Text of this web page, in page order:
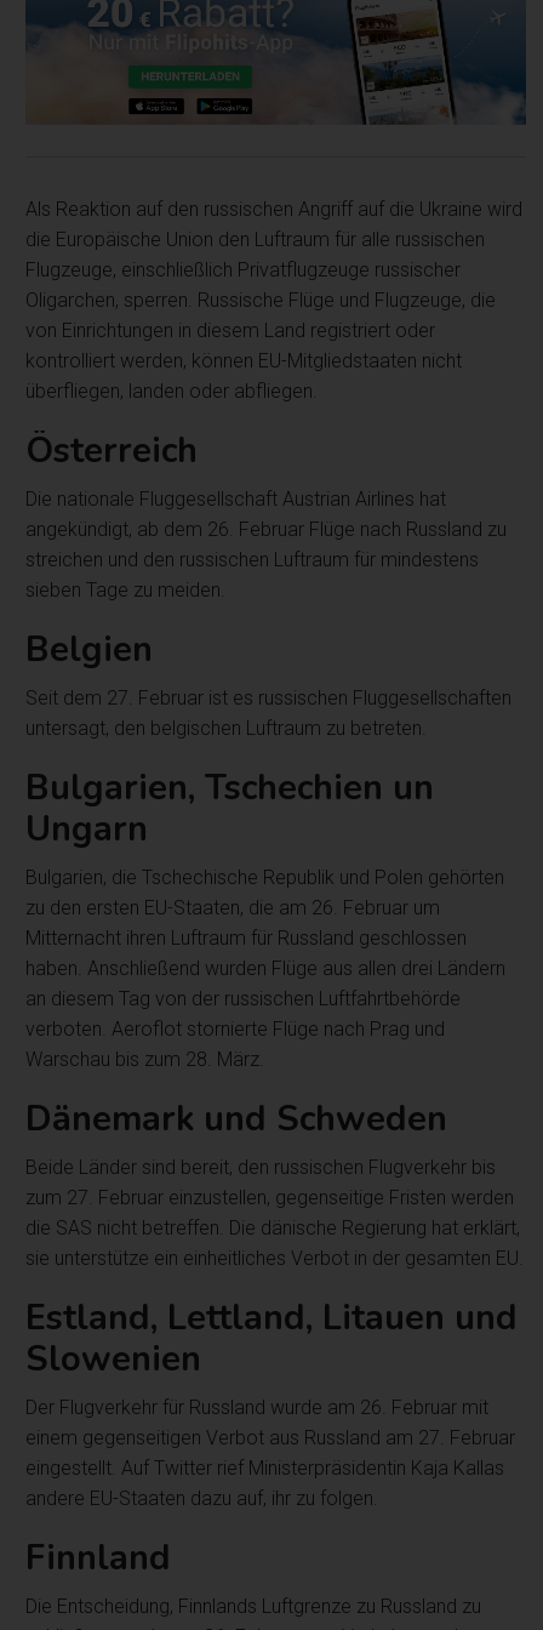
Als Reaktion auf den russischen Angriff auf die Ukraine wird
die Europäische Union den Luftraum für alle russischen
Flugzeuge, einschließlich Privatflugzeuge russischer
Oligarchen, sperren. Russische Flüge und Flugzeuge, die
von Einrichtungen in diesem Land registriert oder
kontrolliert werden, können EU-Mitgliedstaaten nicht
überfliegen, landen oder abfliegen.
Österreich
Die nationale Fluggesellschaft Austrian Airlines hat
angekündigt, ab dem 26. Februar Flüge nach Russland zu
streichen und den russischen Luftraum für mindestens
sieben Tage zu meiden.
Belgien
Seit dem 27. Februar ist es russischen Fluggesellschaften
untersagt, den belgischen Luftraum zu betreten.
Bulgarien, Tschechien un
Ungarn
Bulgarien, die Tschechische Republik und Polen gehörten
zu den ersten EU-Staaten, die am 26. Februar um
Mitternacht ihren Luftraum für Russland geschlossen
haben. Anschließend wurden Flüge aus allen drei Ländern
an diesem Tag von der russischen Luftfahrtbehörde
verboten. Aeroflot stornierte Flüge nach Prag und
Warschau bis zum 28. März.
Dänemark und Schweden
Beide Länder sind bereit, den russischen Flugverkehr bis
zum 27. Februar einzustellen, gegenseitige Fristen werden
die SAS nicht betreffen. Die dänische Regierung hat erklärt,
sie unterstütze ein einheitliches Verbot in der gesamten EU.
Estland, Lettland, Litauen und
Slowenien
Der Flugverkehr für Russland wurde am 26. Februar mit
einem gegenseitigen Verbot aus Russland am 27. Februar
eingestellt. Auf Twitter rief Ministerpräsidentin Kaja Kallas
andere EU-Staaten dazu auf, ihr zu folgen.
Finnland
Die Entscheidung, Finnlands Luftgrenze zu Russland zu